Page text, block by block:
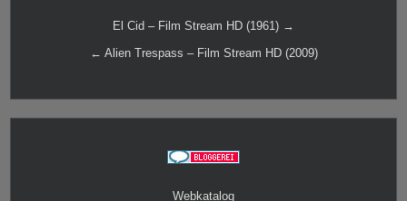
Beitragsnavigation
El Cid – Film Stream HD (1961) →
← Alien Trespass – Film Stream HD (2009)
Webkatalog